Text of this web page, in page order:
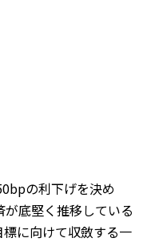
の利下げを決め
底堅く推移している
に向けて収斂する一